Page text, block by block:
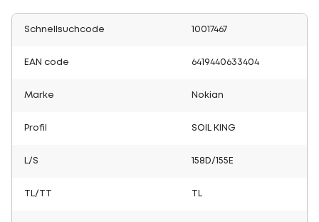
Schnellsuchcode 10017467
EAN code 6419440633404
Marke Nokian
Profil SOIL KING
L/S 158D/155E
TL/TT